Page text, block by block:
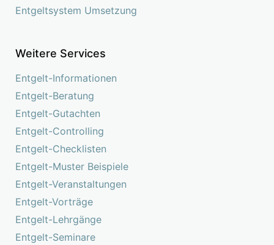
Entgeltsystem Umsetzung
Weitere Services
Entgelt-Informationen
Entgelt-Beratung
Entgelt-Gutachten
Entgelt-Controlling
Entgelt-Checklisten
Entgelt-Muster Beispiele
Entgelt-Veranstaltungen
Entgelt-Vorträge
Entgelt-Lehrgänge
Entgelt-Seminare